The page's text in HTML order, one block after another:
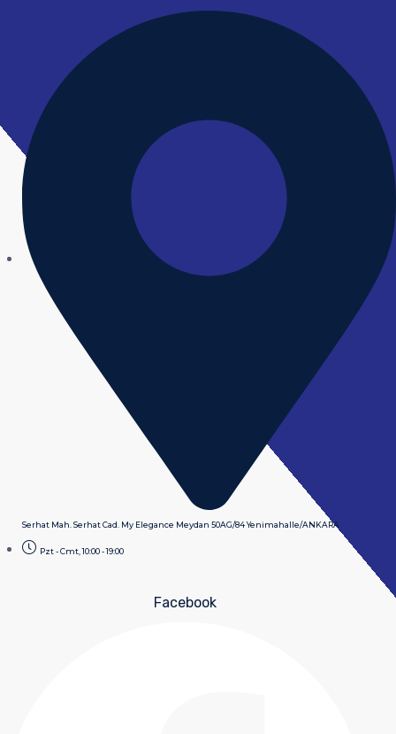
Serhat Mah. Serhat Cad. My Elegance Meydan 50AG/84 Yenimahalle/ANKARA
Pzt - Cmt, 10:00 - 19:00
Facebook